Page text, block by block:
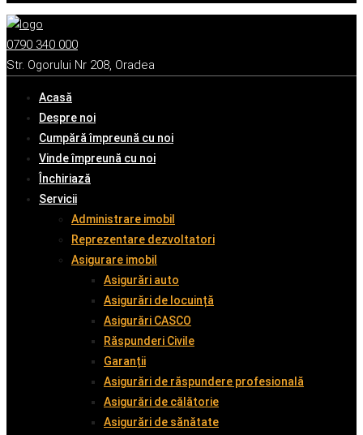
0790 340 000
Str. Ogorului Nr 208, Oradea
Acasă
Despre noi
Cumpără împreună cu noi
Vinde împreună cu noi
Închiriază
Servicii
Administrare imobil
Reprezentare dezvoltatori
Asigurare imobil
Asigurări auto
Asigurări de locuință
Asigurări CASCO
Răspunderi Civile
Garanții
Asigurări de răspundere profesională
Asigurări de călătorie
Asigurări de sănătate